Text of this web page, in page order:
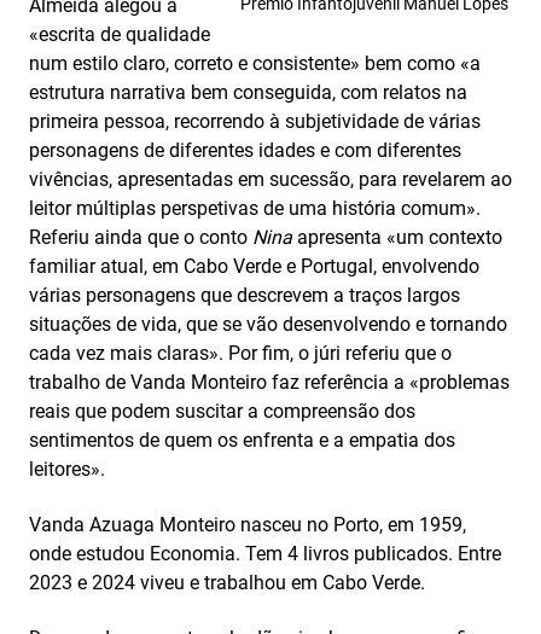
Almeida alegou a
«escrita de qualidade
num estilo claro, correto e consistente» bem como «a
estrutura narrativa bem conseguida, com relatos na
primeira pessoa, recorrendo à subjetividade de várias
personagens de diferentes idades e com diferentes
vivências, apresentadas em sucessão, para revelarem ao
leitor múltiplas perspetivas de uma história comum».
Referiu ainda que o conto Nina apresenta «um contexto
familiar atual, em Cabo Verde e Portugal, envolvendo
várias personagens que descrevem a traços largos
situações de vida, que se vão desenvolvendo e tornando
cada vez mais claras». Por fim, o júri referiu que o
trabalho de Vanda Monteiro faz referência a «problemas
reais que podem suscitar a compreensão dos
sentimentos de quem os enfrenta e a empatia dos
leitores».
Vanda Azuaga Monteiro nasceu no Porto, em 1959,
onde estudou Economia. Tem 4 livros publicados. Entre
2023 e 2024 viveu e trabalhou em Cabo Verde.